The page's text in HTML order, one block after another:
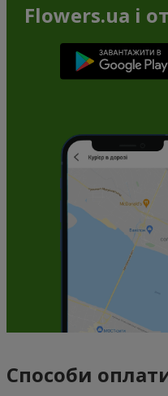
Flowers.ua і
Способи